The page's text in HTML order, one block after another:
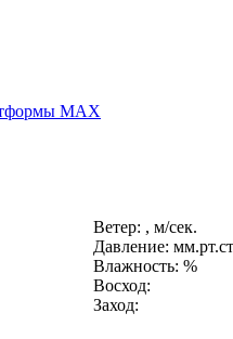
MAX
Ветер: , м/сек.
Давление:
Влажность: %
Восход:
Заход: